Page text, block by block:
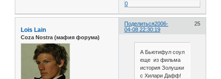
0
Поделиться 25
2006-
04-08 22:30:19
Lois Lain
Coza Nostra (мафия форума)
А Бьютифул соул
еще из фильма
история Золушки
с Хилари Дафф!